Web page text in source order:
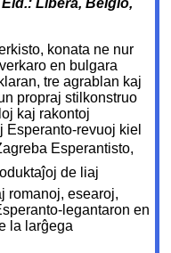
Libera, Belgio,
konata ne nur
en bulgara
tre agrablan kaj
propraj stilkonstruo
kaj rakontoj
revuoj kiel
Esperantisto,
de liaj
romanoj, esearoj,
legantaron en
la larĝega